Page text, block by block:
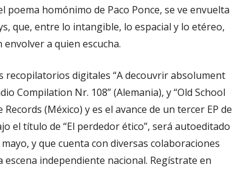
poema homónimo de Paco Ponce, se ve envuelta
que, entre lo intangible, lo espacial y lo etéreo,
envolver a quien escucha.
recopilatorios digitales “A decouvrir absolument
Compilation Nr. 108” (Alemania), y “Old School
(México) y es el avance de un tercer EP de
el título de “El perdedor ético”, será autoeditado
y que cuenta con diversas colaboraciones
escena independiente nacional. Regístrate en